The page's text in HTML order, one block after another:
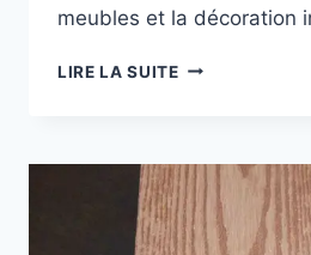
meubles et la décoration
LIRE LA SUITEQU'EST-
COMPOSITE
BOIS-
PLASTIQUE
?